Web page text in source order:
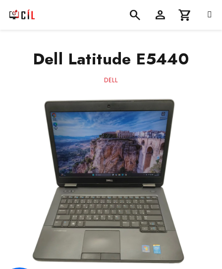
košík
Dell Latitude E5440
DELL